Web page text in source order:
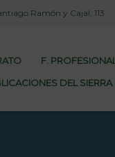
Ramón y Cajal, 113
F. PROFESIONAL
DEL SIERRA